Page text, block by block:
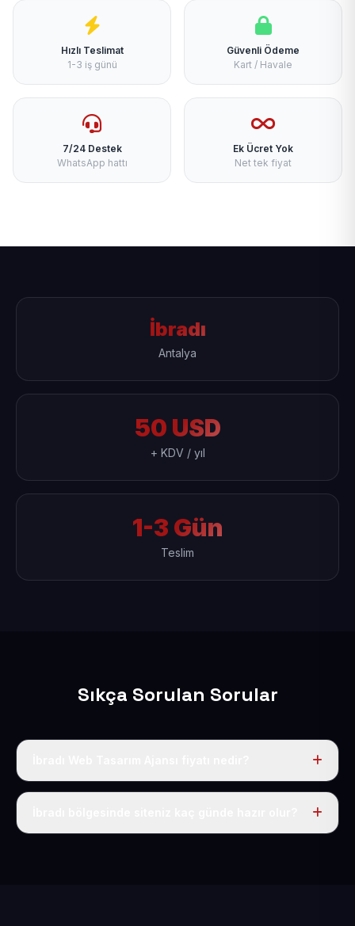
Hızlı Teslimat
1-3 iş günü
Güvenli Ödeme
Kart / Havale
7/24 Destek
WhatsApp hattı
Ek Ücret Yok
Net tek fiyat
İbradı
Antalya
50 USD
+ KDV / yıl
1-3 Gün
Teslim
Sıkça Sorulan Sorular
Tek fiyat uygulanır: yıllık 50 USD + KDV. Bu bedele alan